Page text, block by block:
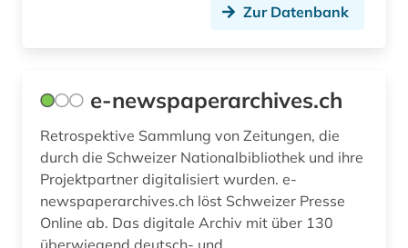
Zur Datenbank
e-newspaperarchives.ch
Retrospektive Sammlung von Zeitungen, die
durch die Schweizer Nationalbibliothek und ihre
Projektpartner digitalisiert wurden. e-
newspaperarchives.ch löst Schweizer Presse
Online ab. Das digitale Archiv mit über 130